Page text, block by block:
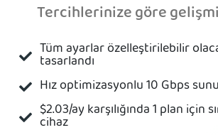
Destek
Giriş yap
PIA VPN Edinin
Tercihlerinize göre
Tüm ayarlar özelleştirilebilir
tasarlandı
Hız optimizasyonlu 10 Gbps
$2.03/ay karşılığında 1 plan için
cihaz